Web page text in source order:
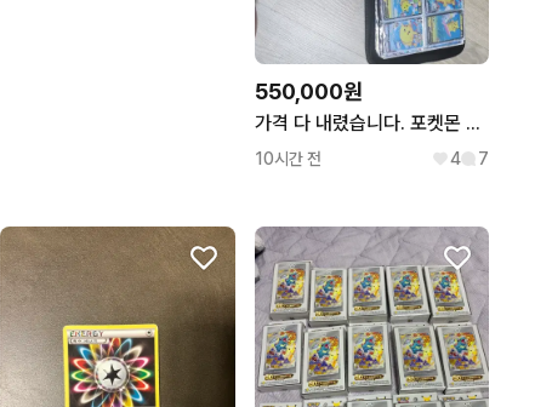
550,000원
가격 다 내렸습니다. 포켓몬 카드 판매
10시간 전 4 7